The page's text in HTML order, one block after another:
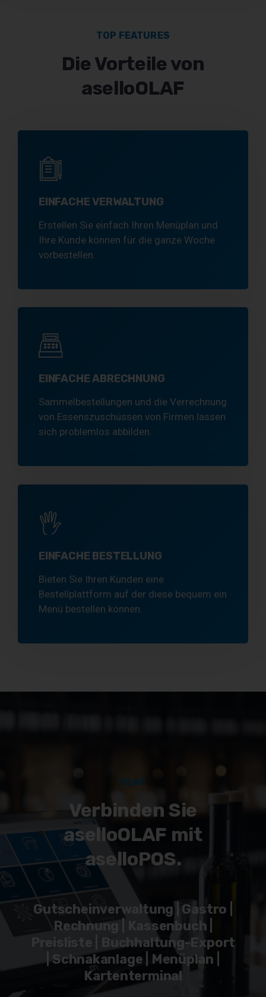
TOP FEATURES
Die Vorteile von
aselloOLAF
EINFACHE VERWALTUNG
Erstellen Sie einfach Ihren Menüplan und
Ihre Kunde können für die ganze Woche
vorbestellen.
EINFACHE ABRECHNUNG
Sammelbestellungen und die Verrechnung
von Essenszuschüssen von Firmen lassen
sich problemlos abbilden.
EINFACHE BESTELLUNG
Bieten Sie Ihren Kunden eine
Bestellplattform auf der diese bequem ein
Menü bestellen können.
OLAF
Verbinden Sie
aselloOLAF mit
aselloPOS.
Gutscheinverwaltung | Gastro |
Rechnung | Kassenbuch |
Preisliste | Buchhaltung-Export
| Schnakanlage | Menüplan |
Kartenterminal